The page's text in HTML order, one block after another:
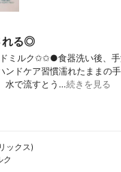
れる◎
ミルク✩✩●食器洗い後、手
ンドケア習慣濡れたままの
水で流すとう…続きを見る
ックス)
ク